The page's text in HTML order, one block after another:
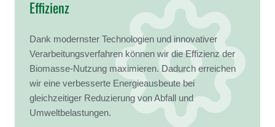
Effizienz
Dank modernster Technologien und innovativer
Verarbeitungsverfahren können wir die Effizienz der
Biomasse-Nutzung maximieren. Dadurch erreichen
wir eine verbesserte Energieausbeute bei
gleichzeitiger Reduzierung von Abfall und
Umweltbelastungen.